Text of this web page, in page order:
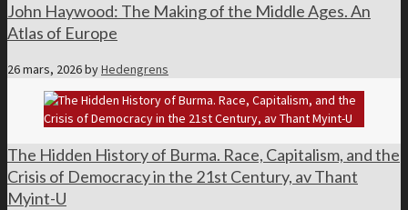
John Haywood: The Making of the Middle Ages. An
Atlas of Europe
26 mars, 2026byHedengrens
The Hidden History of Burma. Race, Capitalism, and the
Crisis of Democracy in the 21st Century, av Thant
Myint-U